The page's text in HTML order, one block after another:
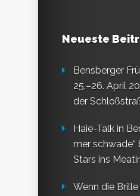
Neueste
Bensberger
25.–26. April
der
Haie-Talk in
mer schwade“
Stars ins
Wenn die